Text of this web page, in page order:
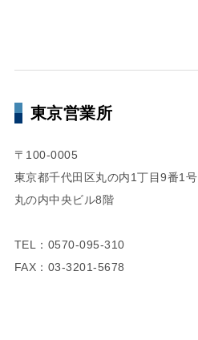
東京営業所
〒100-0005
東京都千代田区丸の内1丁目9番1号
丸の内中央ビル8階
TEL：0570-095-310
FAX：03-3201-5678